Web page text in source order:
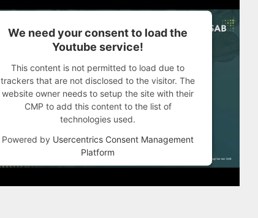
We need your consent to load the
Youtube service!
This content is not permitted to load due to
trackers that are not disclosed to the visitor. The
website owner needs to setup the site with their
CMP to add this content to the list of
technologies used.
Powered by Usercentrics Consent Management
Platform